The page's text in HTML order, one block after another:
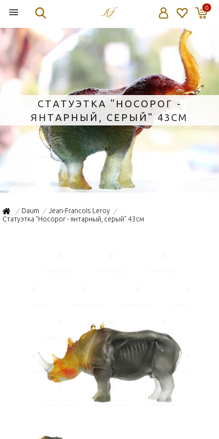
0
СТАТУЭТКА "НОСОРОГ -
ЯНТАРНЫЙ, СЕРЫЙ" 43СМ
/ Daum / Jean-Francois Leroy /
Статуэтка "Носорог - янтарный, серый" 43см